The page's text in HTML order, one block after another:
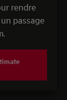
rendre
passage